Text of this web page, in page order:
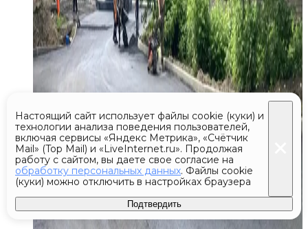
Настоящий сайт использует файлы cookie (куки) и
технологии анализа поведения пользователей,
включая сервисы «Яндекс Метрика», «Счётчик
Mail» (Top Mail) и «LiveInternet.ru». Продолжая
работу с сайтом, вы даете свое согласие на
обработку персональных данных. Файлы cookie
(куки) можно отключить в настройках браузера
Подтвердить